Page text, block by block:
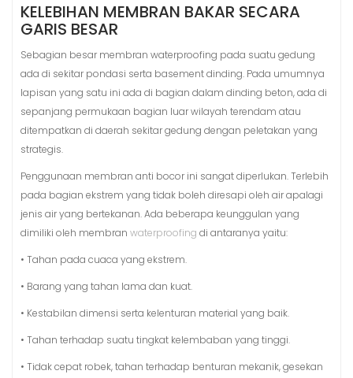
KELEBIHAN MEMBRAN BAKAR SECARA
GARIS BESAR
Sebagian besar membran waterproofing pada suatu gedung
ada di sekitar pondasi serta basement dinding. Pada umumnya
lapisan yang satu ini ada di bagian dalam dinding beton, ada di
sepanjang permukaan bagian luar wilayah terendam atau
ditempatkan di daerah sekitar gedung dengan peletakan yang
strategis.
Penggunaan membran anti bocor ini sangat diperlukan. Terlebih
pada bagian ekstrem yang tidak boleh diresapi oleh air apalagi
jenis air yang bertekanan. Ada beberapa keunggulan yang
dimiliki oleh membran waterproofing di antaranya yaitu:
• Tahan pada cuaca yang ekstrem.
• Barang yang tahan lama dan kuat.
• Kestabilan dimensi serta kelenturan material yang baik.
• Tahan terhadap suatu tingkat kelembaban yang tinggi.
• Tidak cepat robek, tahan terhadap benturan mekanik, gesekan